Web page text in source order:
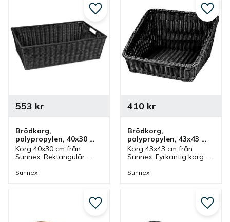
Brödkorg,
polypropylen, 40x30
cm, svart
Korg 40x30 cm från
Sunnex. Rektangulär
svart. En korg som ingår i
553 kr
Sunnex
Lägg till i favoriter
Brödkorg,
polypropylen, 43x43
cm, svart
Korg 43x43 cm från
Sunnex. Fyrkantig korg
En korg som ingår i en
410kr
Sunnex
Lägg
Lägg till i favoriter Lägg